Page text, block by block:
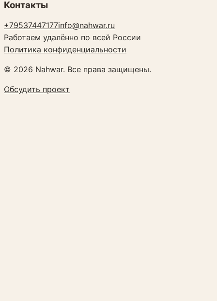
Контакты
+79537447177info@nahwar.ru
Работаем удалённо по всей России
Политика конфиденциальности
© 2026 Nahwar. Все права защищены.
Обсудить проект